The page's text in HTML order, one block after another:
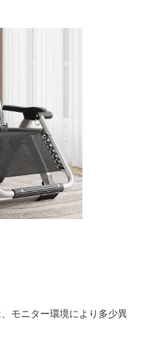
モニター環境により多少異